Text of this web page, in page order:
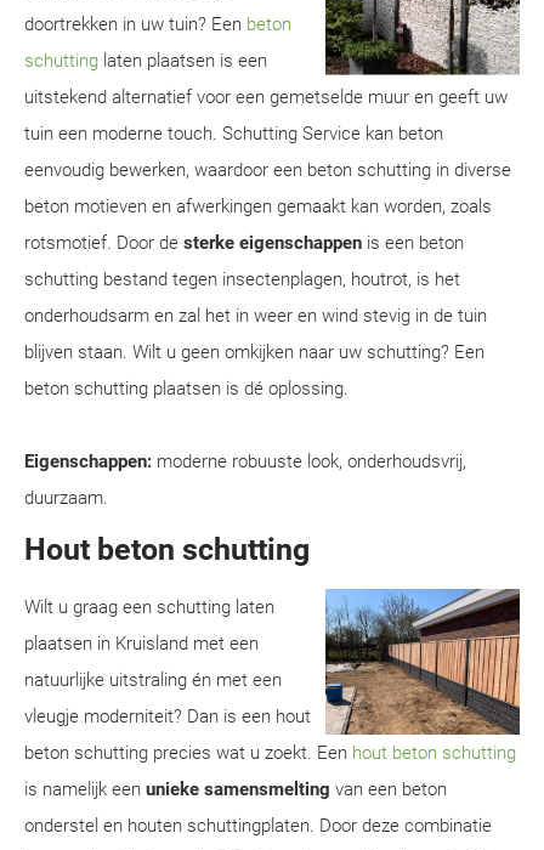
doortrekken in uw tuin? Een beton
schutting laten plaatsen is een
uitstekend alternatief voor een gemetselde muur en geeft uw
tuin een moderne touch. Schutting Service kan beton
eenvoudig bewerken, waardoor een beton schutting in diverse
beton motieven en afwerkingen gemaakt kan worden, zoals
rotsmotief. Door de sterke eigenschappen is een beton
schutting bestand tegen insectenplagen, houtrot, is het
onderhoudsarm en zal het in weer en wind stevig in de tuin
blijven staan. Wilt u geen omkijken naar uw schutting? Een
beton schutting plaatsen is dé oplossing.
Eigenschappen: moderne robuuste look, onderhoudsvrij,
duurzaam.
Hout beton schutting
Wilt u graag een schutting laten
plaatsen in Kruisland met een
natuurlijke uitstraling én met een
vleugje moderniteit? Dan is een hout
beton schutting precies wat u zoekt. Een hout beton schutting
is namelijk een unieke samensmelting van een beton
onderstel en houten schuttingplaten. Door deze combinatie